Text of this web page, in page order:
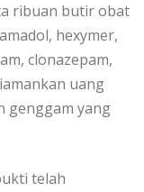
ribuan butir obat
hexymer,
clonazepam,
uang
genggam yang
telah